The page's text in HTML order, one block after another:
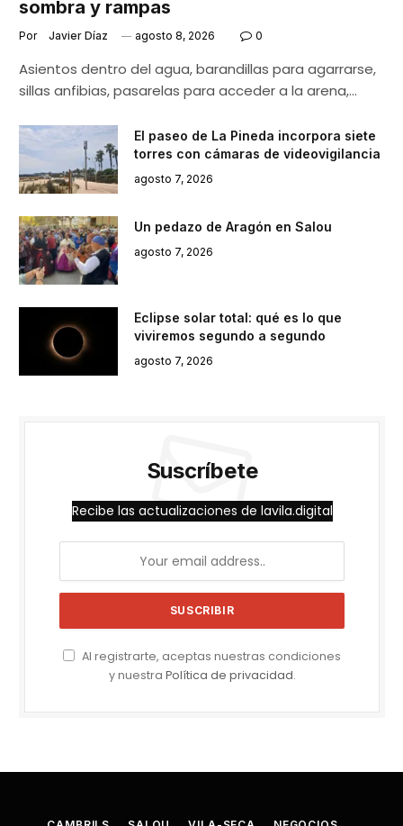
sombra y rampas
Por Javier Díaz agosto 8, 2026 0
Asientos dentro del agua, barandillas para agarrarse,
sillas anfibias, pasarelas para acceder a la arena,…
El paseo de La Pineda incorpora siete
torres con cámaras de videovigilancia
agosto 7, 2026
Un pedazo de Aragón en Salou
agosto 7, 2026
Eclipse solar total: qué es lo que
viviremos segundo a segundo
agosto 7, 2026
Suscríbete
Recibe las actualizaciones de lavila.digital
Al registrarte, aceptas nuestras condiciones
y nuestra Política de privacidad.